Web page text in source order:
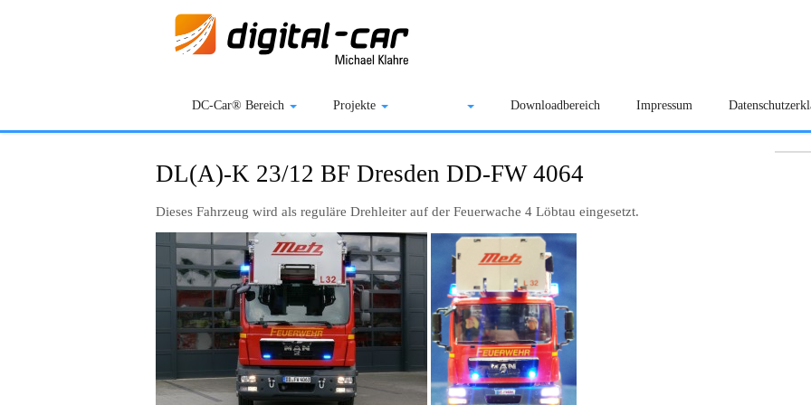
DC-Car® Bereich Projekte Downloadbereich Impressum
DL(A)-K 23/12 BF Dresden DD-FW 4064
Dieses Fahrzeug wird als reguläre Drehleiter auf der Feuerwache 4 Löbtau eingesetzt.